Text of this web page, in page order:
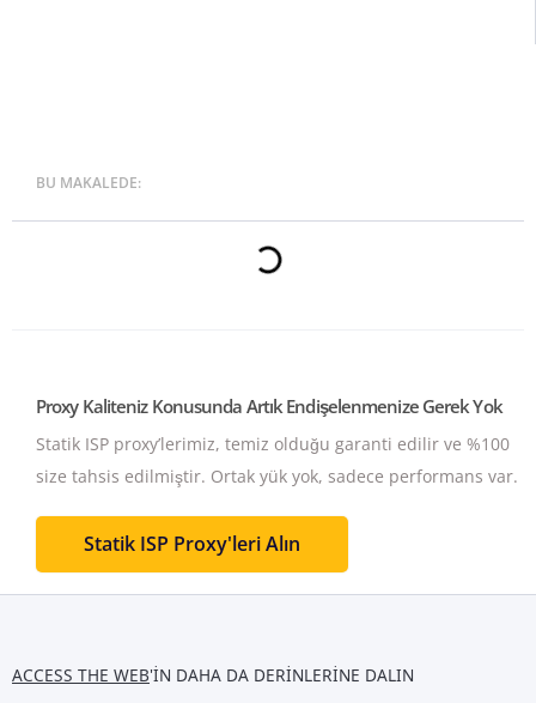
BU MAKALEDE:
Proxy Kaliteniz Konusunda Artık Endişelenmenize Gerek Yok
Statik ISP proxy’lerimiz, temiz olduğu garanti edilir ve %100
size tahsis edilmiştir. Ortak yük yok, sadece performans var.
Statik ISP Proxy'leri Alın
ACCESS THE WEB'IN DAHA DA DERINLERINE DALIN